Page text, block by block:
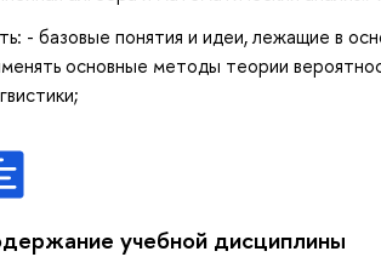
- базовые понятия и идеи, лежащие в
основные методы теории
учебной дисциплины